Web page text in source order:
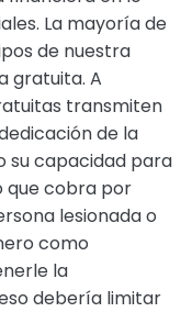
La mayoría de
de nuestra
gratuita. A
transmiten
de la
su capacidad para
que cobra por
lesionada o
como
la
debería limitar